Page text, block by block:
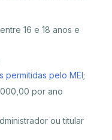
16 e 18 anos e
permitidas pelo MEI;
por ano
ou titular